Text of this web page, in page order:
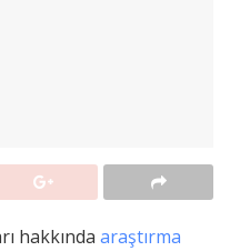
hakkında araştırma